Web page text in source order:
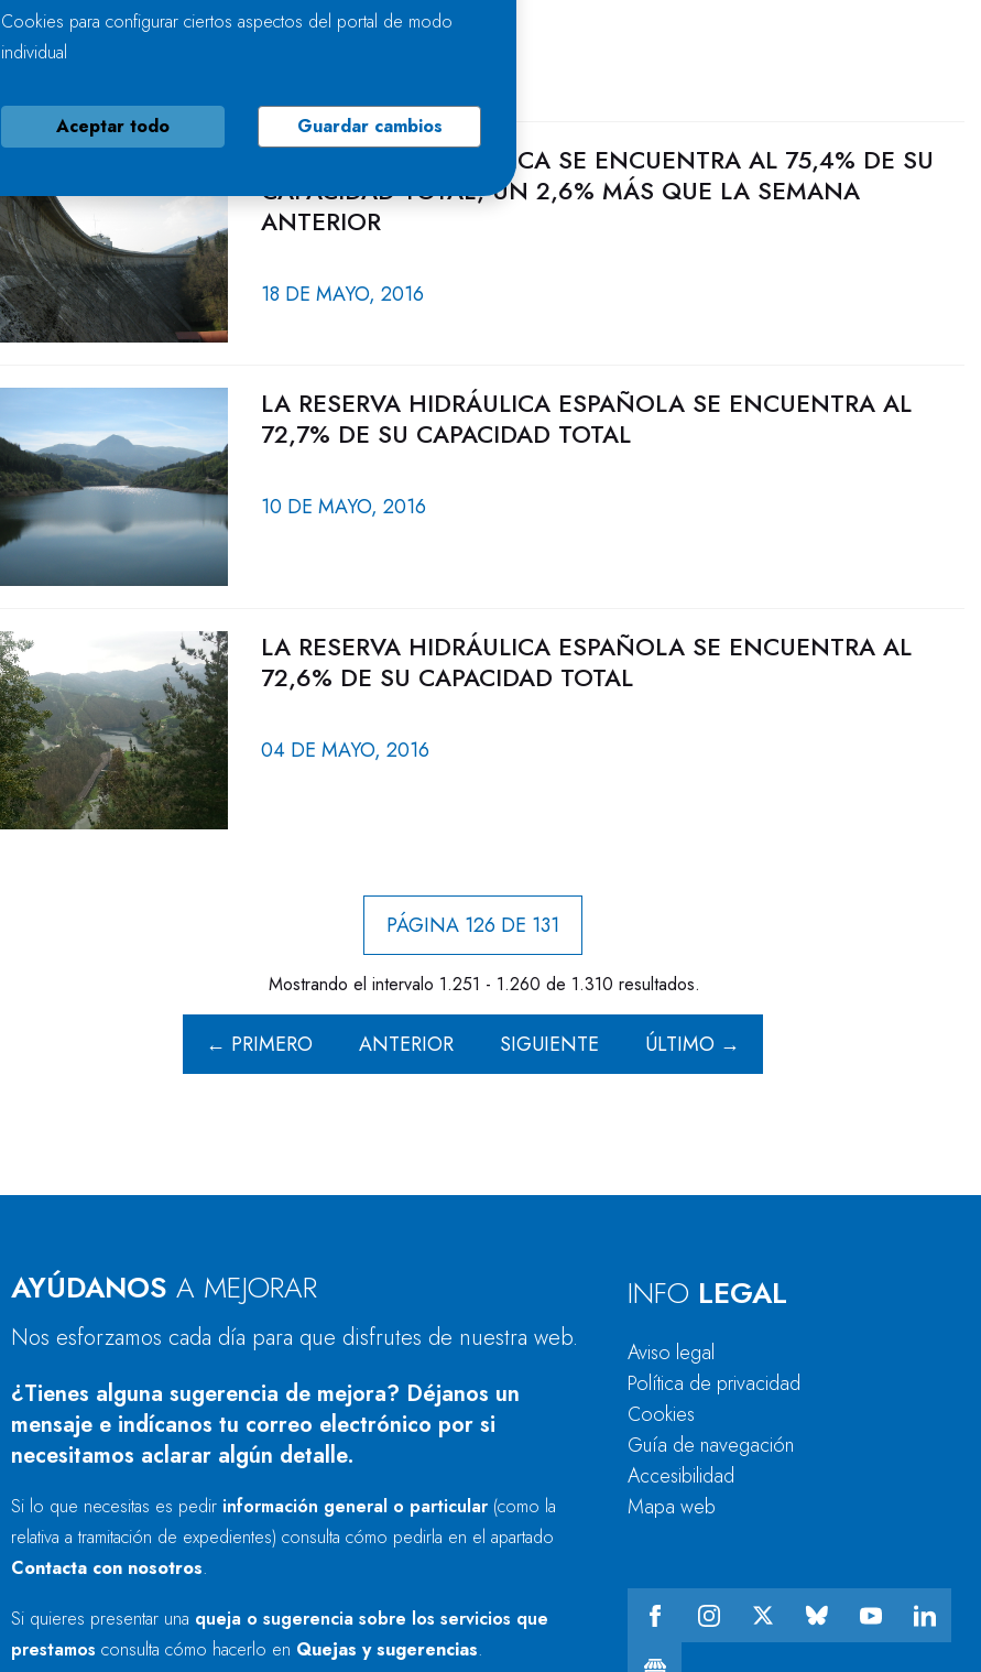
24 DE MAYO, 2016
LA RESERVA HIDRÁULICA SE ENCUENTRA AL 75,4% DE SU
CAPACIDAD TOTAL, UN 2,6% MÁS QUE LA SEMANA
ANTERIOR
18 DE MAYO, 2016
LA RESERVA HIDRÁULICA ESPAÑOLA SE ENCUENTRA AL
72,7% DE SU CAPACIDAD TOTAL
10 DE MAYO, 2016
LA RESERVA HIDRÁULICA ESPAÑOLA SE ENCUENTRA AL
72,6% DE SU CAPACIDAD TOTAL
04 DE MAYO, 2016
PÁGINA 126 DE 131
Mostrando el intervalo 1.251 - 1.260 de 1.310 resultados.
← PRIMERO ANTERIOR SIGUIENTE ÚLTIMO →
AYÚDANOS A MEJORAR
Nos esforzamos cada día para que disfrutes de nuestra web.
¿Tienes alguna sugerencia de mejora? Déjanos un
mensaje e indícanos tu correo electrónico por si
necesitamos aclarar algún detalle.
Si lo que necesitas es pedir información general o particular (como la
relativa a tramitación de expedientes) consulta cómo pedirla en el apartado
Contacta con nosotros.
Si quieres presentar una queja o sugerencia sobre los servicios que
prestamos consulta cómo hacerlo en Quejas y sugerencias.
INFO LEGAL
Aviso legal
Política de privacidad
Cookies
Guía de navegación
Accesibilidad
Mapa web
Cookies para configurar ciertos aspectos del portal de modo
individual
Aceptar todo Guardar cambios